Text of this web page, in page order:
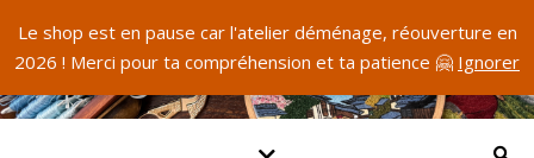
Le shop est en pause car l'atelier déménage, réouverture en
2026 ! Merci pour ta compréhension et ta patience 🤗 Ignorer